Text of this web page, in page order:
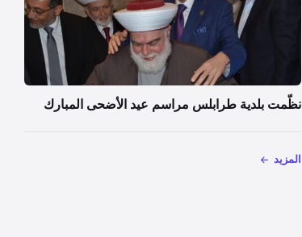
نظّمت بلدية طرابلس مراسم عيد الأضحى المبارك
المزيد